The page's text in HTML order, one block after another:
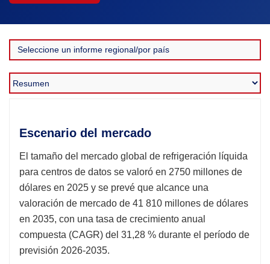
Escenario del mercado
El tamaño del mercado global de refrigeración líquida
para centros de datos se valoró en 2750 millones de
dólares en 2025 y se prevé que alcance una
valoración de mercado de 41 810 millones de dólares
en 2035, con una tasa de crecimiento anual
compuesta (CAGR) del 31,28 % durante el período de
previsión 2026-2035.